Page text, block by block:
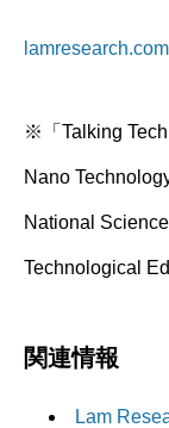
※「Talking
Nano
National
Technological
関連情報
Lam